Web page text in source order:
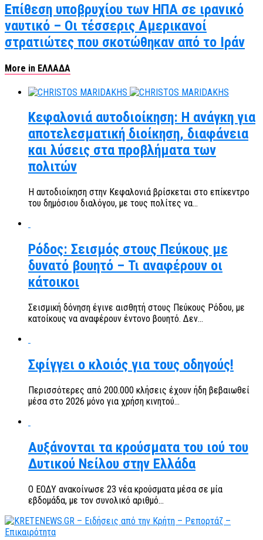
Επίθεση υποβρυχίου των ΗΠΑ σε ιρανικό
ναυτικό – Οι τέσσερις Αμερικανοί
στρατιώτες που σκοτώθηκαν από το Ιράν
More in ΕΛΛΑΔΑ
Κεφαλονιά αυτοδιοίκηση: Η ανάγκη για
αποτελεσματική διοίκηση, διαφάνεια
και λύσεις στα προβλήματα των
πολιτών
Η αυτοδιοίκηση στην Κεφαλονιά βρίσκεται στο επίκεντρο
του δημόσιου διαλόγου, με τους πολίτες να...
Ρόδος: Σεισμός στους Πεύκους με
δυνατό βουητό – Τι αναφέρουν οι
κάτοικοι
Σεισμική δόνηση έγινε αισθητή στους Πεύκους Ρόδου, με
κατοίκους να αναφέρουν έντονο βουητό. Δεν...
Σφίγγει ο κλοιός για τους οδηγούς!
Περισσότερες από 200.000 κλήσεις έχουν ήδη βεβαιωθεί
μέσα στο 2026 μόνο για χρήση κινητού...
Αυξάνονται τα κρούσματα του ιού του
Δυτικού Νείλου στην Ελλάδα
Ο ΕΟΔΥ ανακοίνωσε 23 νέα κρούσματα μέσα σε μία
εβδομάδα, με τον συνολικό αριθμό...